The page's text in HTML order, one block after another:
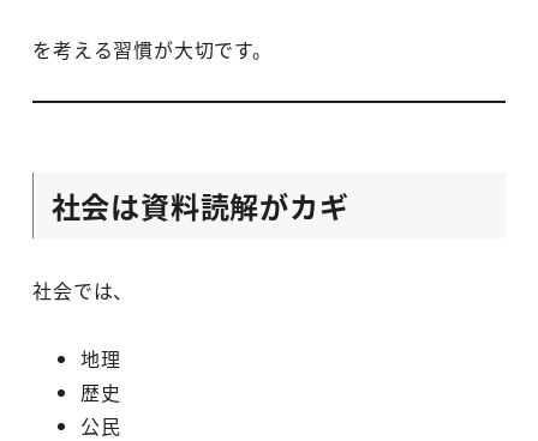
を考える習慣が大切です。
社会は資料読解がカギ
社会では、
地理
歴史
公民